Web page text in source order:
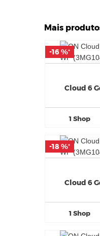
Mais
Cloud 6
1 Shop
-16 %*
-16 %*
Cloud 6
1 Shop
-18 %*
-18 %*